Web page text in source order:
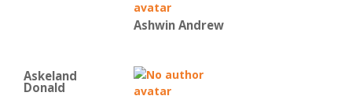
Ashwin Andrew
Askeland
Donald